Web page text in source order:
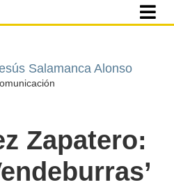
Salamanca Alonso
Zapatero: